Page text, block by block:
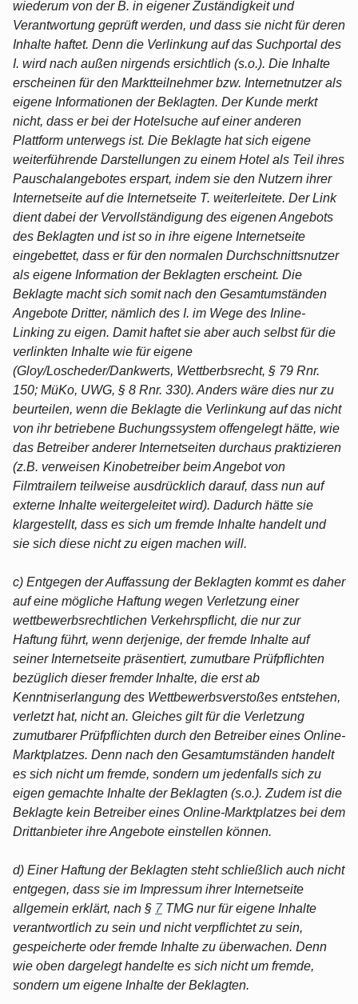
wiederum von der B. in eigener Zuständigkeit und
Verantwortung geprüft werden, und dass sie nicht für deren
Inhalte haftet. Denn die Verlinkung auf das Suchportal des
I. wird nach außen nirgends ersichtlich (s.o.). Die Inhalte
erscheinen für den Marktteilnehmer bzw. Internetnutzer als
eigene Informationen der Beklagten. Der Kunde merkt
nicht, dass er bei der Hotelsuche auf einer anderen
Plattform unterwegs ist. Die Beklagte hat sich eigene
weiterführende Darstellungen zu einem Hotel als Teil ihres
Pauschalangebotes erspart, indem sie den Nutzern ihrer
Internetseite auf die Internetseite T. weiterleitete. Der Link
dient dabei der Vervollständigung des eigenen Angebots
des Beklagten und ist so in ihre eigene Internetseite
eingebettet, dass er für den normalen Durchschnittsnutzer
als eigene Information der Beklagten erscheint. Die
Beklagte macht sich somit nach den Gesamtumständen
Angebote Dritter, nämlich des I. im Wege des Inline-
Linking zu eigen. Damit haftet sie aber auch selbst für die
verlinkten Inhalte wie für eigene
(Gloy/Loscheder/Dankwerts, Wettberbsrecht, § 79 Rnr.
150; MüKo, UWG, § 8 Rnr. 330). Anders wäre dies nur zu
beurteilen, wenn die Beklagte die Verlinkung auf das nicht
von ihr betriebene Buchungssystem offengelegt hätte, wie
das Betreiber anderer Internetseiten durchaus praktizieren
(z.B. verweisen Kinobetreiber beim Angebot von
Filmtrailern teilweise ausdrücklich darauf, dass nun auf
externe Inhalte weitergeleitet wird). Dadurch hätte sie
klargestellt, dass es sich um fremde Inhalte handelt und
sie sich diese nicht zu eigen machen will.
c) Entgegen der Auffassung der Beklagten kommt es daher
auf eine mögliche Haftung wegen Verletzung einer
wettbewerbsrechtlichen Verkehrspflicht, die nur zur
Haftung führt, wenn derjenige, der fremde Inhalte auf
seiner Internetseite präsentiert, zumutbare Prüfpflichten
bezüglich dieser fremder Inhalte, die erst ab
Kenntniserlangung des Wettbewerbsverstoßes entstehen,
verletzt hat, nicht an. Gleiches gilt für die Verletzung
zumutbarer Prüfpflichten durch den Betreiber eines Online-
Marktplatzes. Denn nach den Gesamtumständen handelt
es sich nicht um fremde, sondern um jedenfalls sich zu
eigen gemachte Inhalte der Beklagten (s.o.). Zudem ist die
Beklagte kein Betreiber eines Online-Marktplatzes bei dem
Drittanbieter ihre Angebote einstellen können.
d) Einer Haftung der Beklagten steht schließlich auch nicht
entgegen, dass sie im Impressum ihrer Internetseite
allgemein erklärt, nach § 7TMG nur für eigene Inhalte
verantwortlich zu sein und nicht verpflichtet zu sein,
gespeicherte oder fremde Inhalte zu überwachen. Denn
wie oben dargelegt handelte es sich nicht um fremde,
sondern um eigene Inhalte der Beklagten.